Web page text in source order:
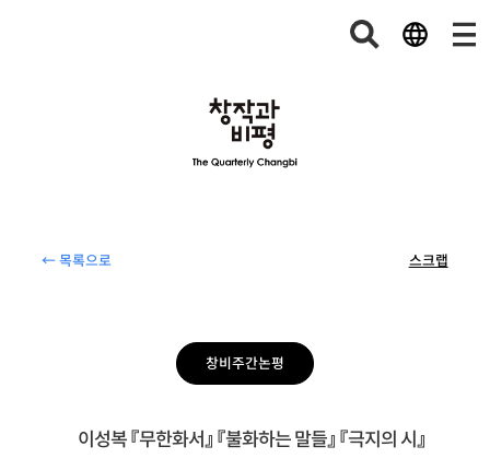
← 목록으로 스크랩
창비주간논평
이성복 『무한화서』 『불화하는 말들』 『극지의 시』